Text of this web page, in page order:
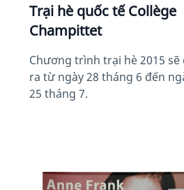
Trại hè quốc tế Collège
Champittet
Chương trình trại hè 2015 sẽ
ra từ ngày 28 tháng 6 đến
25 tháng 7.
News image